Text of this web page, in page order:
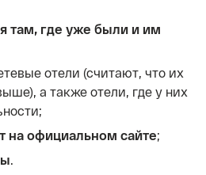
там, где уже были и им
отели (считают, что их
а также отели, где у них
на официальном сайте;
.